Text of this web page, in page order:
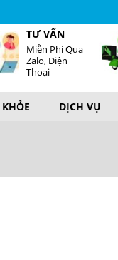
TƯ VẤN
Miễn Phí Qua
Zalo, Điện
Thoại
DỊCH VỤ